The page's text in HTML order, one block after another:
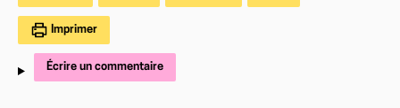
Imprimer
Écrire un commentaire